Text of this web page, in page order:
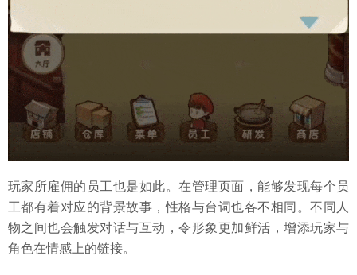
玩家所雇佣的员工也是如此。在管理页面，能够发现每个员
工都有着对应的背景故事，性格与台词也各不相同。不同人
物之间也会触发对话与互动，令形象更加鲜活，增添玩家与
角色在情感上的链接。